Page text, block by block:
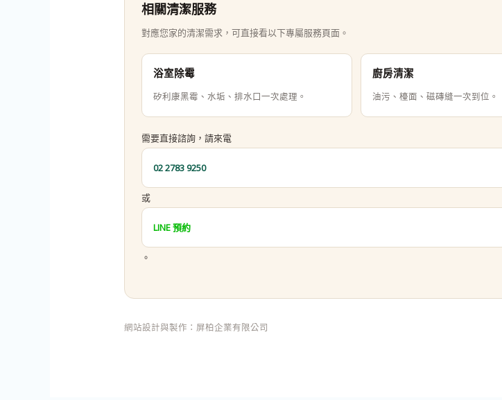
相關清潔服務
對應您家的清潔需求，可直接看以下專屬服務頁面。
浴室除霉
矽利康黑霉、水垢、排水口一次處理。
廚房清潔
油污、檯面、磁磚縫一次到位。
需要直接諮詢，請來電
02 2783 9250
或
LINE 預約
。
網站設計與製作： 屏柏企業有限公司